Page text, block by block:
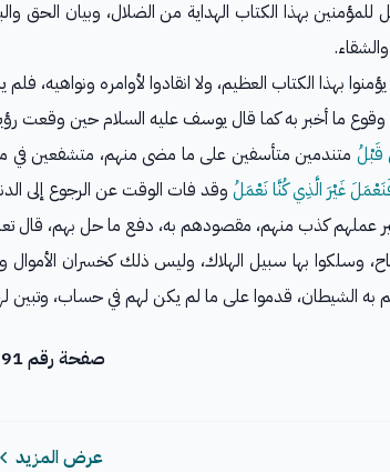
بهذا الكتاب الهداية من الضلال، وبيان الحق
بهذا الكتاب العظيم، ولا انقادوا لأوامره ونواهيه،
ما أخبر به كما قال يوسف عليه السلام حين وقعت
قَبْلُ متندمين متأسفين على ما مضى منهم، متشفعين في
غَيْرَ الَّذِي كُنَّا نَعْمَلُ وقد فات الوقت عن الرجوع إلى
غير عملهم كذب منهم، مقصودهم به، دفع ما حل بهم، قال
وسلكوا بها سبيل الهلاك، وليس ذلك كخسران الأموال
به الشيطان، قدموا على ما لم يكن لهم في حساب،
صفحة رقم 291
عرض المزيد